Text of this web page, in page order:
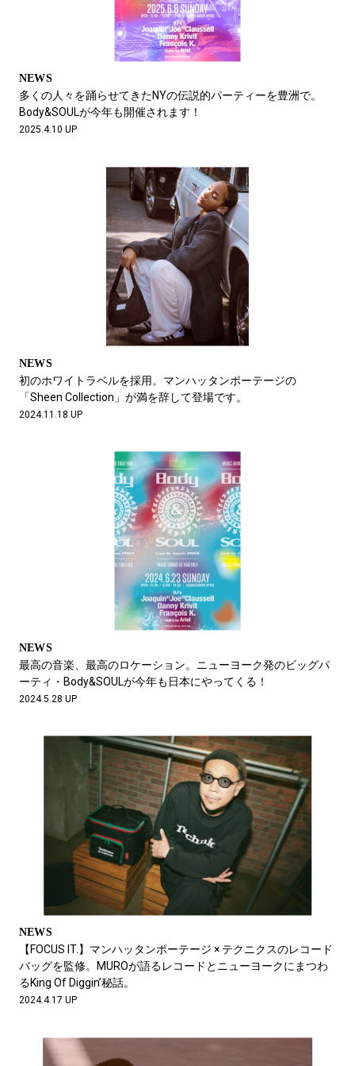
NEWS
多くの人々を踊らせてきたNYの伝説的パーティーを豊洲で。
Body&SOULが今年も開催されます！
2025.4.10 UP
NEWS
初のホワイトラベルを採用。マンハッタンポーテージの
「Sheen Collection」が満を辞して登場です。
2024.11.18 UP
NEWS
最高の音楽、最高のロケーション。ニューヨーク発のビッグパ
ーティ・Body&SOULが今年も日本にやってくる！
2024.5.28 UP
NEWS
【FOCUS IT.】マンハッタンポーテージ × テクニクスのレコード
バッグを監修。MUROが語るレコードとニューヨークにまつわ
るKing Of Diggin’秘話。
2024.4.17 UP